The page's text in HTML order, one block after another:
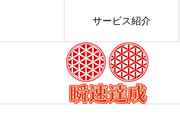
サービス紹介